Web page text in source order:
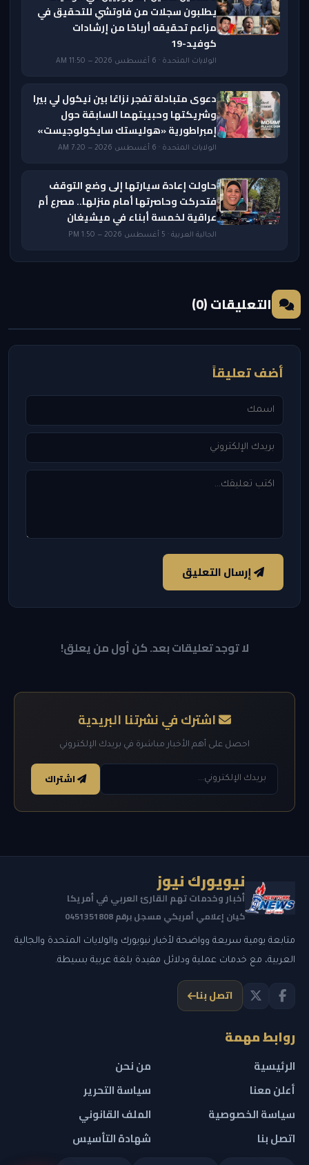
يطلبون سجلات من فاوتشي للتحقيق في
مزاعم تحقيقه أرباحًا من إرشادات
كوفيد-19
الولايات المتحدة · 6 أغسطس 2026 — 11:50 AM
دعوى متبادلة تفجر نزاعًا بين نيكول لي بيرا
وشريكتها وحبيبتهما السابقة حول
إمبراطورية «هوليستك سايكولوجيست»
الولايات المتحدة · 6 أغسطس 2026 — 7:20 AM
حاولت إعادة سيارتها إلى وضع التوقف
فتحركت وحاصرتها أمام منزلها.. مصرع أم
عراقية لخمسة أبناء في ميشيغان
الجالية العربية · 5 أغسطس 2026 — 1:50 PM
التعليقات (0)
أضف تعليقاً
إرسال التعليق
لا توجد تعليقات بعد. كن أول من يعلق!
اشترك في نشرتنا البريدية
احصل على أهم الأخبار مباشرة في بريدك الإلكتروني
اشتراك
نيويورك نيوز
أخبار وخدمات تهم القارئ العربي في أمريكا
كيان إعلامي أمريكي مسجل برقم 0451351808
متابعة يومية سريعة وواضحة لأخبار نيويورك والولايات المتحدة والجالية
العربية، مع خدمات عملية ودلائل مفيدة بلغة عربية بسيطة.
اتصل بنا
روابط مهمة
الرئيسية
من نحن
أعلن معنا
سياسة التحرير
سياسة الخصوصية
الملف القانوني
اتصل بنا
شهادة التأسيس